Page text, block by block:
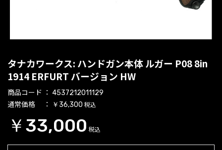
タナカワークス: ハンドガン本体 ルガー P08 8in
1914 ERFURT バージョン HW
商品コード 4537212011129
通常価格 ￥36,300 税込
￥33,000 税込